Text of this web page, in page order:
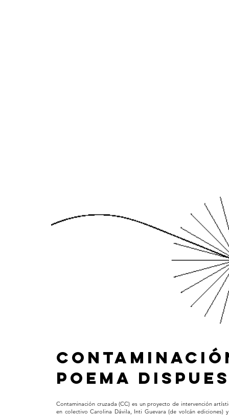
POEMA
Contaminación cruzada (CC) es un proyecto de intervención
en colectivo Carolina Dávila, Inti Guevara (de volcán